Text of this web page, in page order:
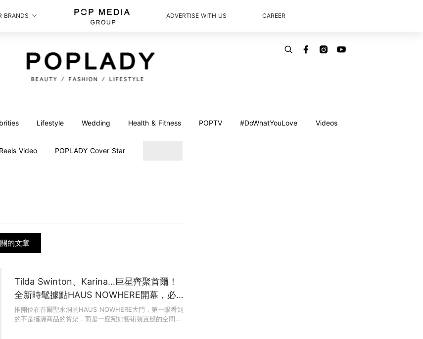
BRANDS ADVERTISE WITH US CAREER
Lifestyle Wedding Health & Fitness POPTV #DoWhatYouLove Videos
Reels Video POPLADY Cover Star
的文章
Tilda Swinton、Karina…巨星齊聚首爾！
全新時髦據點HAUS NOWHERE開幕，必看
亮點不能錯過
推開位在首爾聖水洞的HAUS NOWHERE大門，第一眼看到
的不是擺滿商品的貨架，而是一座宛如藝術裝置般的空間。